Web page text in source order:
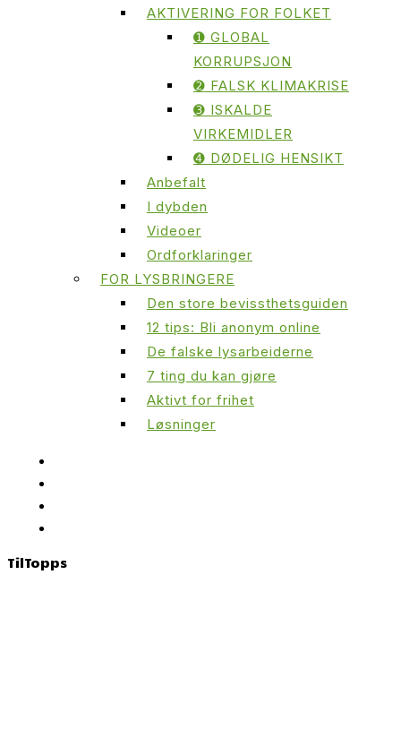
AKTIVERING FOR FOLKET
➊ GLOBAL
KORRUPSJON
➋ FALSK KLIMAKRISE
➌ ISKALDE
VIRKEMIDLER
➍ DØDELIG HENSIKT
Anbefalt
I dybden
Videoer
Ordforklaringer
FOR LYSBRINGERE
Den store bevissthetsguiden
12 tips: Bli anonym online
De falske lysarbeiderne
7 ting du kan gjøre
Aktivt for frihet
Løsninger
TilTopps